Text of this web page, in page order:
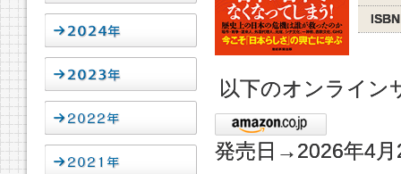
ISBN
以下のオンライン
発売日→2026年4月